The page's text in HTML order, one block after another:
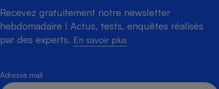
Recevez gratuitement notre newsletter
hebdomadaire ! Actus, tests, enquêtes réalisés
par des experts. En savoir plus
Adresse mail